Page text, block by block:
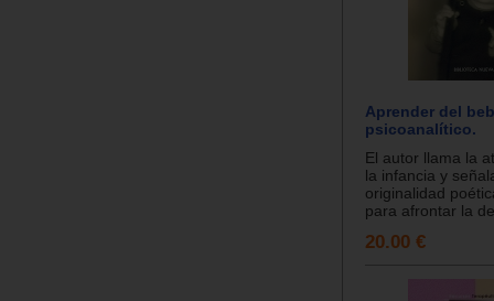
Aprender del
psicoanalítico.
El autor llama la
la infancia y
originalidad
para afrontar la
20.00 €